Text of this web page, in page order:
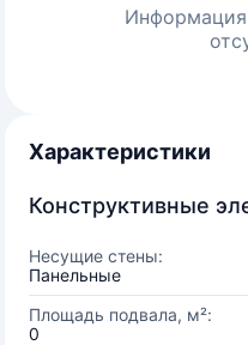
Информация
Характеристики
Конструктивные
Несущие стены:
Панельные
Площадь подвала, м²:
0